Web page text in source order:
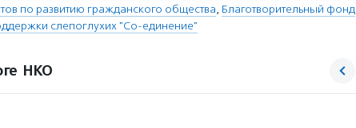
по развитию гражданского общества, Благотворительный фонд
слепоглухих "Со-единение"
НКО